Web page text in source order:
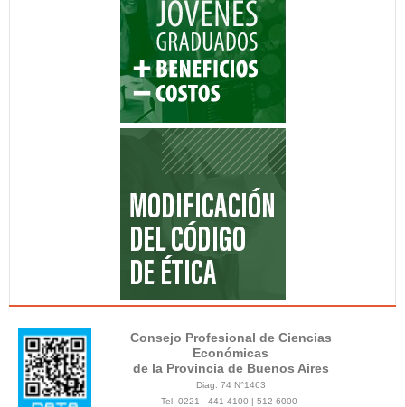
Consejo Profesional de Ciencias
Económicas
de la Provincia de Buenos Aires
Diag. 74 N°1463
Tel. 0221 - 441 4100 | 512 6000